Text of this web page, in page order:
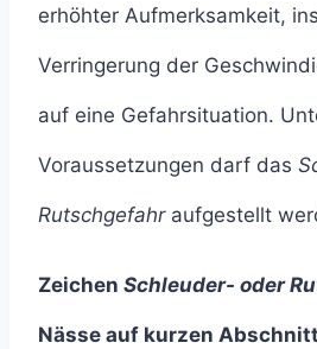
erhöhter Aufmerksamkeit,
Verringerung der
auf eine Gefahrsituation.
Voraussetzungen darf das
Rutschgefahraufgestellt
Zeichen Schleuder- oder
Nässe auf kurzen